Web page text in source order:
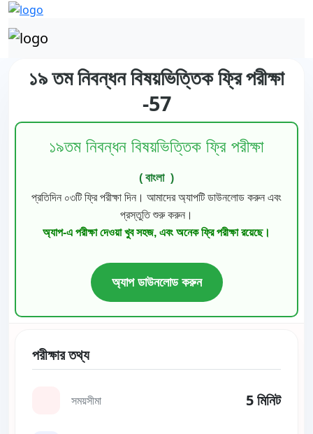
১৯ তম নিবন্ধন বিষয়ভিত্তিক ফ্রি পরীক্ষা
-57
১৯তম নিবন্ধন বিষয়ভিত্তিক ফ্রি পরীক্ষা
( বাংলা )
প্রতিদিন ০৩টি ফ্রি পরীক্ষা দিন। আমাদের অ্যাপটি ডাউনলোড করুন এবং
প্রস্তুতি শুরু করুন।
অ্যাপ-এ পরীক্ষা দেওয়া খুব সহজ, এবং অনেক ফ্রি পরীক্ষা রয়েছে।
অ্যাপ ডাউনলোড করুন
পরীক্ষার তথ্য
সময়সীমা 5 মিনিট